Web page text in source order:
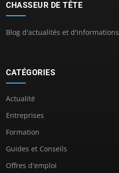
CHASSEUR DE TÊTE
Blog d'actualités et d'informations
CATÉGORIES
Actualité
Entreprises
Formation
Guides et Conseils
Offres d'emploi